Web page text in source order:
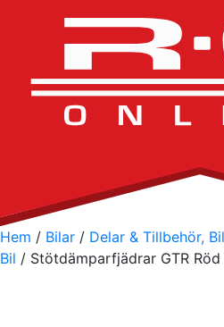
Hem / Bilar / Delar & Tillbehör, Bil
Bil / Stötdämparfjädrar GTR